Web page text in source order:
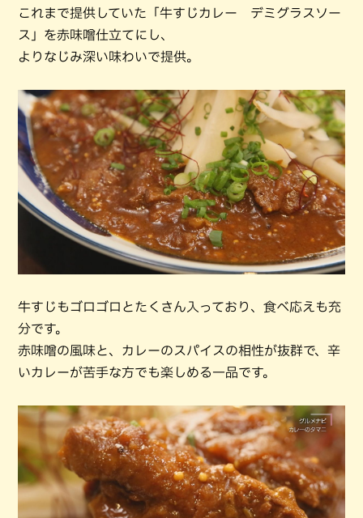
これまで提供していた「牛すじカレー デミグラスソー
ス」を赤味噌仕立てにし、
よりなじみ深い味わいで提供。
牛すじもゴロゴロとたくさん入っており、食べ応えも充
分です。
赤味噌の風味と、カレーのスパイスの相性が抜群で、辛
いカレーが苦手な方でも楽しめる一品です。